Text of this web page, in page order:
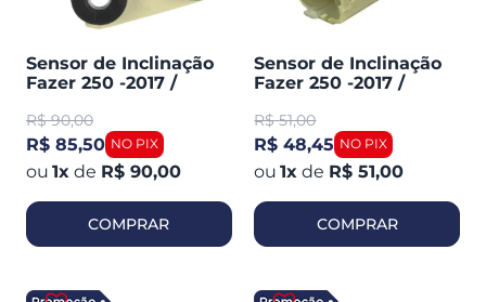
Sensor de Inclinação
Fazer 250 -2017 /
250 / Tenere 1200
(magnetron
90224540)
R$ 90,00
R$ 85,50
1x de R$ 90,00
COMPRAR
Sensor de Inclinação
Fazer 250 -2017 /
250 / Tenere 1200
(TMAC)
R$ 51,00
R$ 48,45
1x de R$ 51,00
COMPRAR